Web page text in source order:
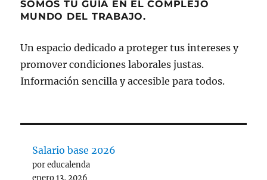
SOMOS TU GUÍA EN EL COMPLEJO
MUNDO DEL TRABAJO.
Un espacio dedicado a proteger tus intereses y
promover condiciones laborales justas.
Información sencilla y accesible para todos.
Salario base 2026
por educalenda
enero 13, 2026